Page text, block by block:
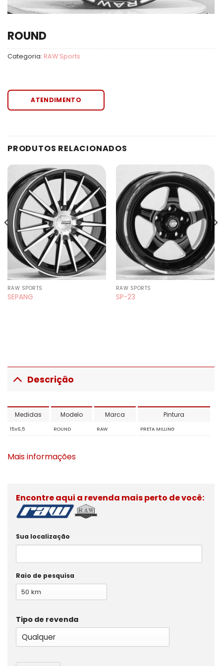
ROUND
Categoria: RAW Sports
ATENDIMENTO
PRODUTOS RELACIONADOS
RAW SPORTS
SEPANG
RAW SPORTS
SP-23
Descrição
Medidas Modelo Marca Pintura
15x6,5 ROUND RAW PRETA MILLING
Mais informações
Encontre aqui a revenda mais perto de você:
Sua localização
Raio de pesquisa
Tipo de revenda